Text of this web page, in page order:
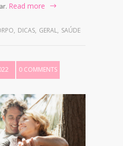
Read more
, DICAS, GERAL, SAÚDE
0 COMMENTS